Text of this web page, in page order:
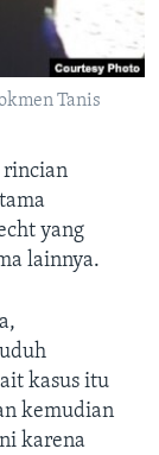
Tanis
rincian
yang
lainnya.
kasus itu
kemudian
karena